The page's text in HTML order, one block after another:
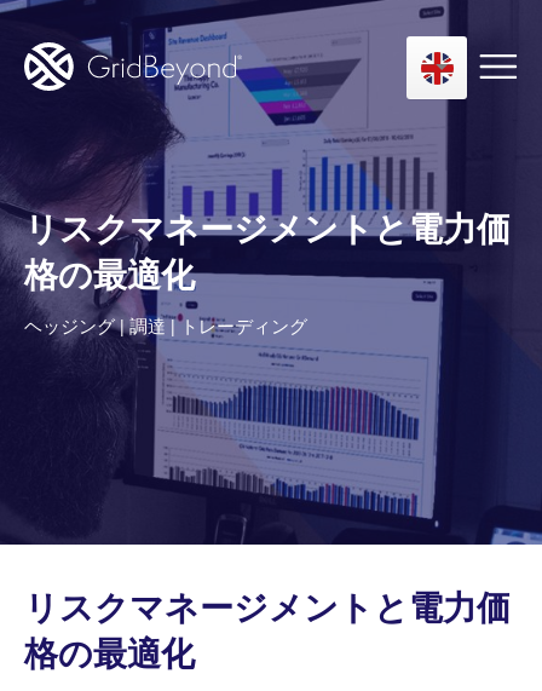
Asset Owner FTM
Insights
About us
Careers
Contact us
リスクマネージメントと電力価
格の最適化
ヘッジング | 調達 | トレーディング
リスクマネージメントと電力価
格の最適化